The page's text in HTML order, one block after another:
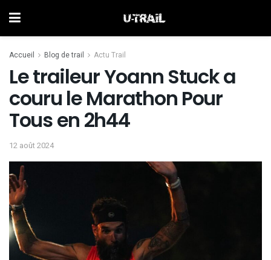
Accueil Blog de trail Actu Trail
Le traileur Yoann Stuck a
couru le Marathon Pour
Tous en 2h44
12 août 2024